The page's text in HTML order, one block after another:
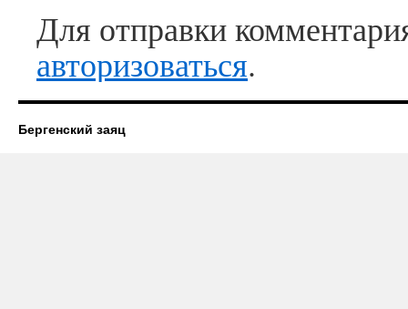
Для отправки
авторизоваться.
Бергенский заяц